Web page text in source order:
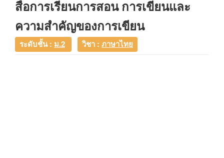
สื่อการเรียนการสอน การเขียนและ
ความสำคัญของการเขียน
ระดับชั้น : ม.2 วิชา : ภาษาไทย